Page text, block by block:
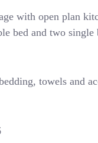
with open plan
bed and two
towels and